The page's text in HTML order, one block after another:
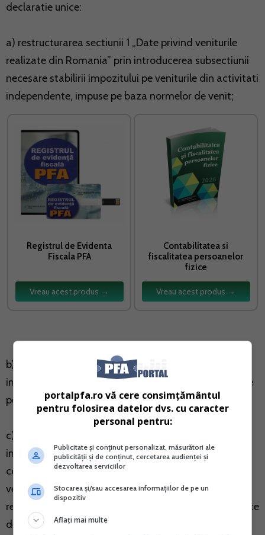
declaratie unice:
a) restructurarea sectiunii 1 „Date privind veniturile
realizate din Romania” prin introducerea subsectiunii
necesare stabilirii impozitului pe veniturile din activitati
independente, impuse pe baza normelor de venit;
Registrul de Evidenta
Fiscala PFA
Vreau acest produs →
Contabilitatea si
fiscalitatea persoanelor
fizice
Vreau acest produs →
b) introducerea subsectiunii necesare stabilirii
impozitului pe veniturile din activitati agricole, impuse
pe baza normelor de venit;
c) introducerea la subsectiunea 1 „Date privind
impozitul pe veniturile impuse in sistem real/pe baza
cotelor forfetare de cheltuieli” a unei noi categorii de
venit, respectiv “Dobanzi platite de persoane juridice
rezidente in Romania, pentru obligatiuni emise pe piete
de capital din afara Romaniei”;
portalpfa.ro vă cere consimțământul
pentru folosirea datelor dvs. cu caracter
personal pentru:
Publicitate și conținut personalizat, măsurători ale
publicității și de conținut, cercetarea audienței și
dezvoltarea serviciilor
Stocarea și/sau accesarea informațiilor de pe un
dispozitiv
Aflați mai multe